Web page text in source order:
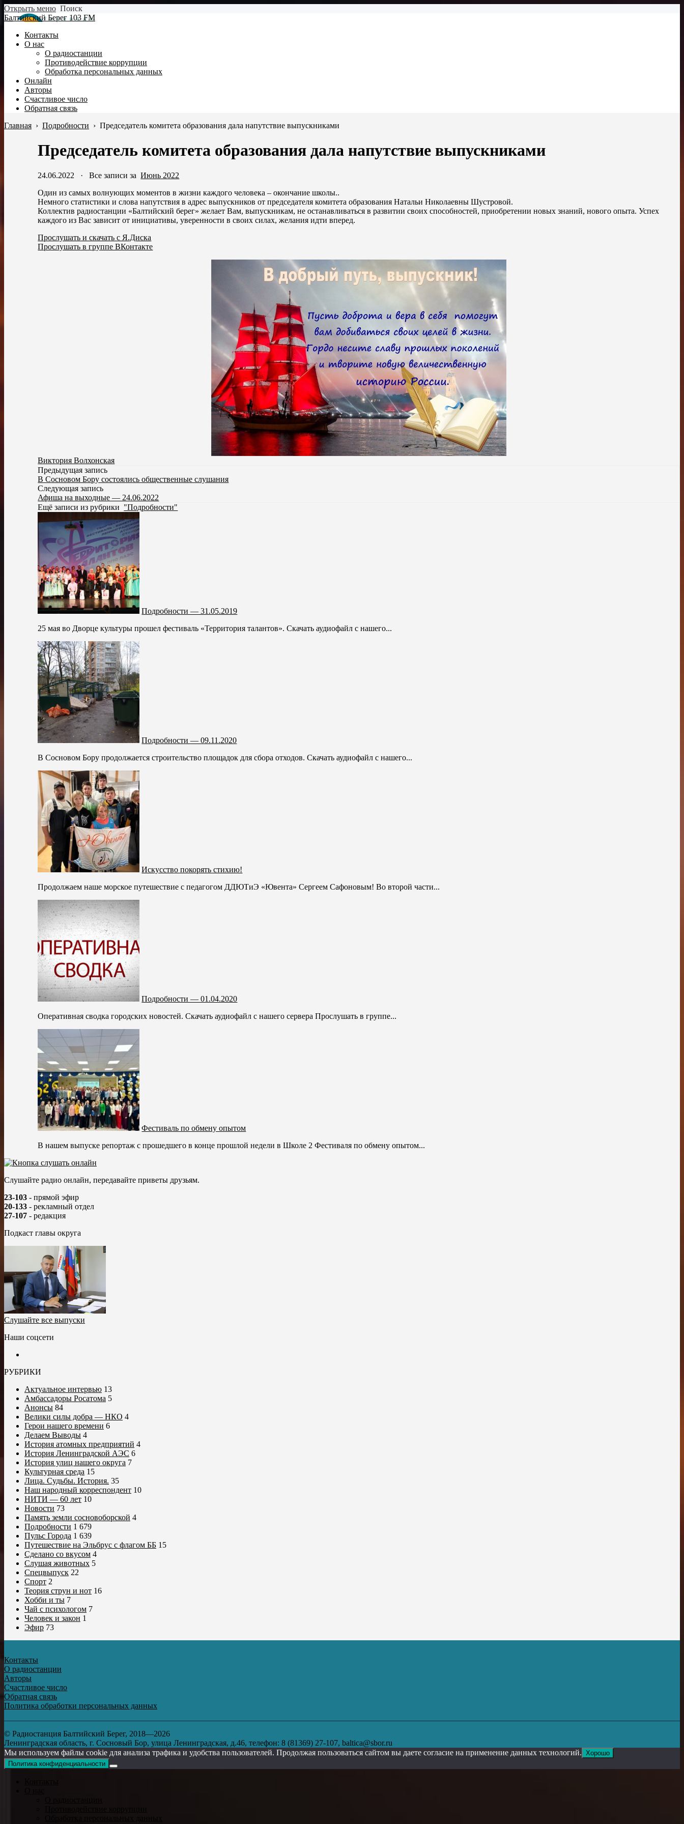
Открыть меню Поиск
Балтийский Берег 103 FM
Контакты
О нас
О радиостанции
Противодействие коррупции
Обработка персональных данных
Онлайн
Авторы
Счастливое число
Обратная связь
Главная › Подробности › Председатель комитета образования дала напутствие выпускниками
Председатель комитета образования дала напутствие выпускниками
24.06.2022 ·Все записи заИюнь 2022
Один из самых волнующих моментов в жизни каждого человека – окончание школы..
Немного статистики и слова напутствия в адрес выпускников от председателя комитета образования Натальи Николаевны Шустровой.
Коллектив радиостанции «Балтийский берег» желает Вам, выпускникам, не останавливаться в развитии своих способностей, приобретении новых знаний, нового опыта. Успех
каждого из Вас зависит от инициативы, уверенности в своих силах, желания идти вперед.
Прослушать и скачать с Я.Диска
Прослушать в группе ВКонтакте
Виктория Волхонская
Предыдущая запись
В Сосновом Бору состоялись общественные слушания
Следующая запись
Афиша на выходные — 24.06.2022
Ещё записи из рубрики "Подробности"
Подробности — 31.05.2019
25 мая во Дворце культуры прошел фестиваль «Территория талантов». Скачать аудиофайл с нашего...
Подробности — 09.11.2020
В Сосновом Бору продолжается строительство площадок для сбора отходов. Скачать аудиофайл с нашего...
Искусство покорять стихию!
Продолжаем наше морское путешествие с педагогом ДДЮТиЭ «Ювента» Сергеем Сафоновым! Во второй части...
Подробности — 01.04.2020
Оперативная сводка городских новостей. Скачать аудиофайл с нашего сервера Прослушать в группе...
Фестиваль по обмену опытом
В нашем выпуске репортаж с прошедшего в конце прошлой недели в Школе 2 Фестиваля по обмену опытом...
Слушайте радио онлайн, передавайте приветы друзьям.
23-103 - прямой эфир
20-133 - рекламный отдел
27-107 - редакция
Подкаст главы округа
Слушайте все выпуски
Наши соцсети
РУБРИКИ
Актуальное интервью 13
Амбассадоры Росатома 5
Анонсы 84
Велики силы добра — НКО 4
Герои нашего времени 6
Делаем Выводы 4
История атомных предприятий 4
История Ленинградской АЭС 6
История улиц нашего округа 7
Культурная среда 15
Лица. Судьбы. История. 35
Наш народный корреспондент 10
НИТИ — 60 лет 10
Новости 73
Память земли сосновоборской 4
Подробности 1 679
Пульс Города 1 639
Путешествие на Эльбрус с флагом ББ 15
Сделано со вкусом 4
Слушая животных 5
Спецвыпуск 22
Спорт 2
Теория струн и нот 16
Хобби и ты 7
Чай с психологом 7
Человек и закон 1
Эфир 73
Контакты
О радиостанции
Авторы
Счастливое число
Обратная связь
Политика обработки персональных данных
© Радиостанция Балтийский Берег, 2018—2026
Ленинградская область, г. Сосновый Бор, улица Ленинградская, д.46, телефон: 8 (81369) 27-107, baltica@sbor.ru
Мы используем файлы cookie для анализа трафика и удобства пользователей. Продолжая пользоваться сайтом вы даете согласие на применение данных технологий. Хорошо
Политика конфиденциальности